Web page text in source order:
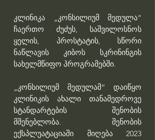
კლინიკა „კონსილიუმ მედულა“
ჩაერთო ძუძუს, საშვილოსნოს
ყელის, პროსტატის, სწორი
ნაწლავის კიბოს სკრინინგის
სახელმწიფო პროგრამებში.
„კონსილიუმ მედულამ“ დაიწყო
კლინიკის ახალი თანამედროვე
სტანდარტების შენობის
მშენებლობა. შენობის
ექსპლუატაციაში მიღება 2023